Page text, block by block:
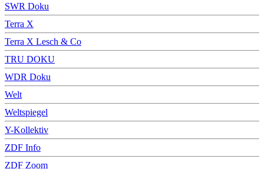
SWR Doku
Terra X
Terra X Lesch & Co
TRU DOKU
WDR Doku
Welt
Weltspiegel
Y-Kollektiv
ZDF Info
ZDF Zoom